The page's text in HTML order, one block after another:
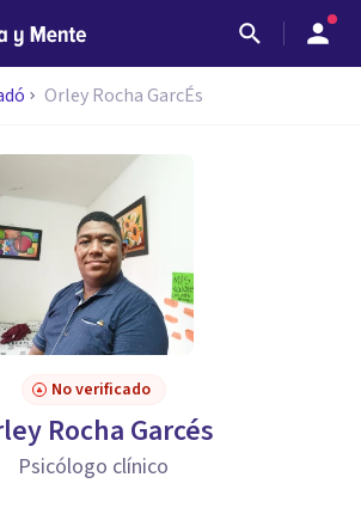
Orley Rocha GarcÉs
No verificado
Rocha Garcés
Psicólogo clínico